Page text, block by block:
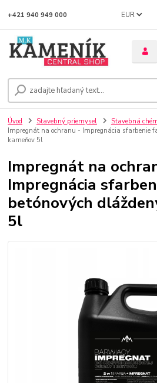
EUR
+421 940 949 000
Úvod Stavebný priemysel Stavebná
Impregnát na ochranu - Impregnácia sfarbenie
kameňov 5l
Impregnát na
Impregnácia
betónových
5l